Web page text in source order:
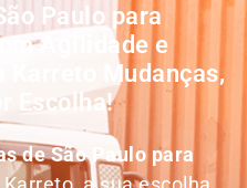
Paulo para
Agilidade e
Karreto Mudanças,
Escolha!
de São Paulo para